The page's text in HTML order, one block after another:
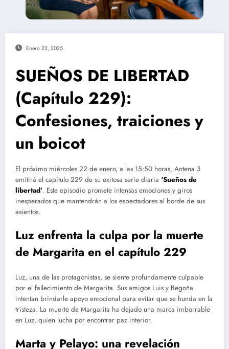
Enero 22, 2025
SUEÑOS DE LIBERTAD
(Capítulo 229):
Confesiones, traiciones y
un boicot
El próximo miércoles 22 de enero, a las 15:50 horas, Antena 3
emitirá el capítulo 229 de su exitosa serie diaria ‘Sueños de
libertad’. Este episodio promete intensas emociones y giros
inesperados que mantendrán a los espectadores al borde de sus
asientos.
Luz enfrenta la culpa por la muerte
de Margarita en el capítulo 229
Luz, una de las protagonistas, se siente profundamente culpable
por el fallecimiento de Margarita. Sus amigos Luis y Begoña
intentan brindarle apoyo emocional para evitar que se hunda en la
tristeza. La muerte de Margarita ha dejado una marca imborrable
en Luz, quien lucha por encontrar paz interior.
Marta y Pelayo: una revelación